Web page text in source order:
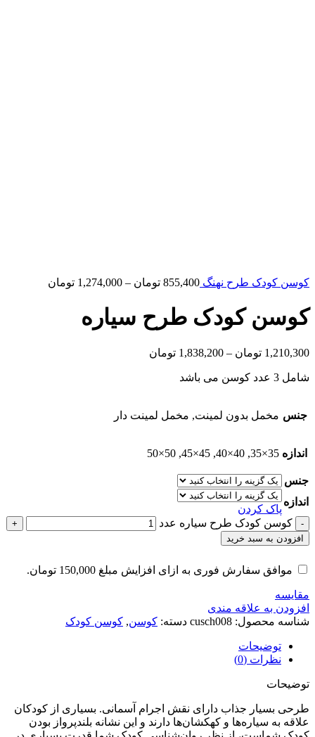
کوسن کودک طرح نهنگ 855,400 تومان –
1,274,000 تومان
کوسن کودک طرح سیاره
1,210,300 تومان –
1,838,200 تومان
شامل 3 عدد کوسن می باشد
جنس مخمل بدون لمینت, مخمل لمینت دار
اندازه 35×35, 40×40, 45×45, 50×50
جنس
اندازه
پاک کردن
کوسن کودک طرح سیاره عدد
افزودن به سبد خرید
موافق سفارش فوری به ازای افزایش مبلغ 150,000 تومان.
مقایسه
افزودن به علاقه مندی
شناسه محصول: cusch008 دسته: کوسن, کوسن کودک
توضیحات
نظرات (0)
توضیحات
طرحی بسیار جذاب دارای نقش اجرام آسمانی. بسیاری از کودکان
علاقه به سیاره‌ها و کهکشان‌ها دارند و این نشانه بلندپرواز بودن